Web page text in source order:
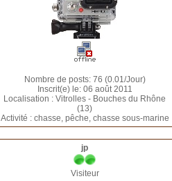
Nombre de posts: 76 (0.01/Jour)
Inscrit(e) le: 06 août 2011
Localisation : Vitrolles - Bouches du Rhône
(13)
Activité : chasse, pêche, chasse sous-marine
jp
Visiteur